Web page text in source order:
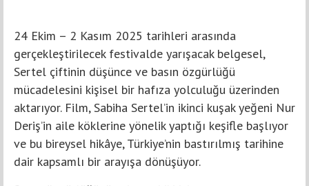
24 Ekim – 2 Kasım 2025 tarihleri arasında
gerçekleştirilecek festivalde yarışacak belgesel,
Sertel çiftinin düşünce ve basın özgürlüğü
mücadelesini kişisel bir hafıza yolculuğu üzerinden
aktarıyor. Film, Sabiha Sertel’in ikinci kuşak yeğeni Nur
Deriş’in aile köklerine yönelik yaptığı keşifle başlıyor
ve bu bireysel hikâye, Türkiye’nin bastırılmış tarihine
dair kapsamlı bir arayışa dönüşüyor.